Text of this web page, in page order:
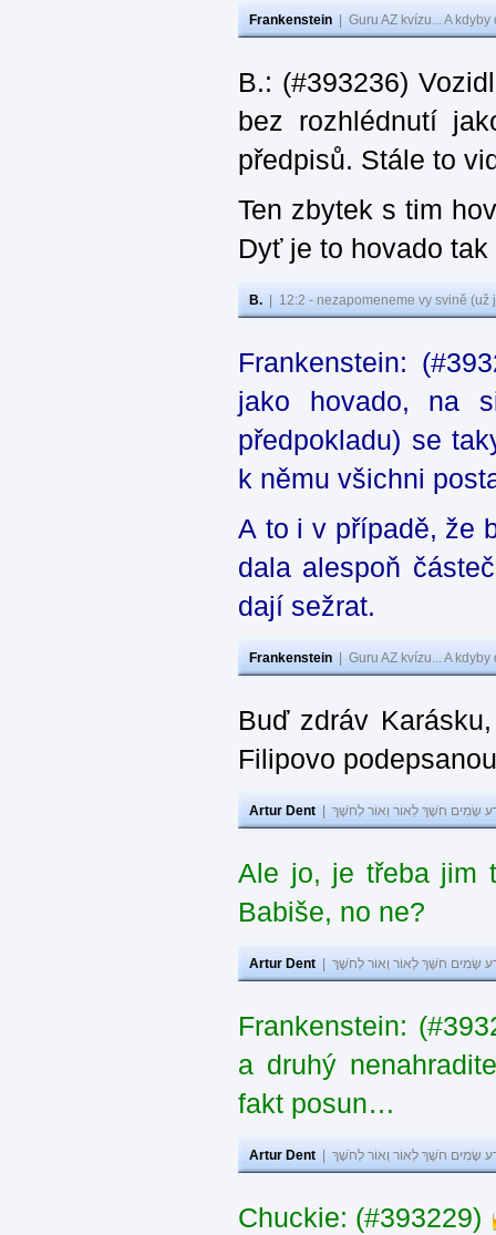
Frankenstein Guru AZ kvízu... A
B.: (#393236)
bez rozhlédnutí
předpisů. Stále to
Ten zbytek s tim
Dyť je to hovado tak
B. 12:2 - nezapomeneme vy svině
Frankenstein:
jako hovado, na
předpokladu) se
k němu všichni
A to i v případě, že
dala alespoň
dají sežrat.
Frankenstein Guru AZ kvízu... A
Buď zdráv
Filipovo
Artur Dent שָׂמִים חֹשֶׁךְ לְאוֹר וְאוֹר לְחֹשֶׁךְ
Ale jo, je třeba jim
Babiše, no ne?
Artur Dent שָׂמִים חֹשֶׁךְ לְאוֹר וְאוֹר לְחֹשֶׁךְ
Frankenstein:
a druhý
fakt posun…
Artur Dent שָׂמִים חֹשֶׁךְ לְאוֹר וְאוֹר לְחֹשֶׁךְ
Chuckie: (#393229)